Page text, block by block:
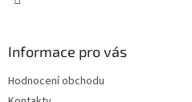
Informace pro vás
Hodnocení obchodu